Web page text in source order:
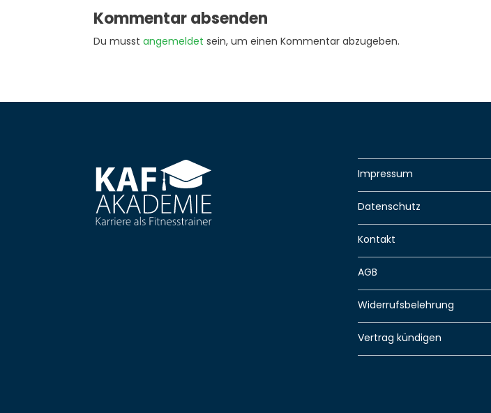
Kommentar absenden
Du musstangemeldet sein, um einen Kommentar abzugeben.
Impressum
Datenschutz
Kontakt
AGB
Widerrufsbelehrung
Vertrag kündigen